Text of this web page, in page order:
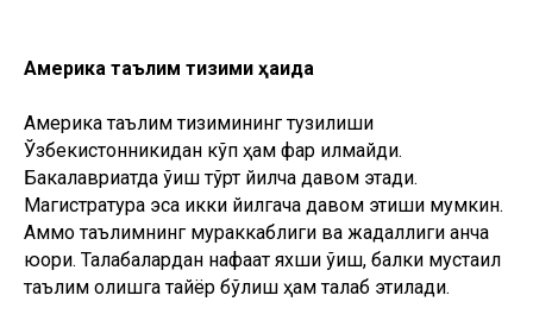
Америка таълим тизими ҳақида
Америка таълим тизимининг тузилиши
Ўзбекистонникидан кўп ҳам фарқ қилмайди.
Бакалавриатда ўқиш тўрт йилча давом этади.
Магистратура эса икки йилгача давом этиши мумкин.
Аммо таълимнинг мураккаблиги ва жадаллиги анча
юқори. Талабалардан нафақат яхши ўқиш, балки мустақил
таълим олишга тайёр бўлиш ҳам талаб этилади.